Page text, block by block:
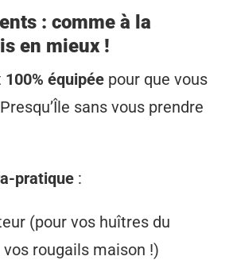
: comme à la
en mieux !
100% équipée pour que vous
sans vous prendre
pratique :
(pour vos huîtres du
vos rougails maison !)